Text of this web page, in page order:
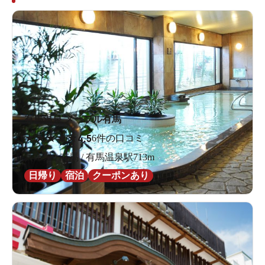
有馬温泉 メープル有馬
★★★★★ 4.56件の口コミ
兵庫県 / 有馬 / 有馬温泉駅713m
日帰り
宿泊 クーポンあり